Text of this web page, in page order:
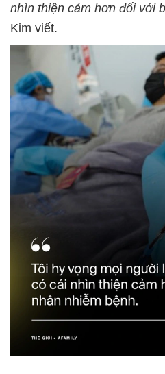
nhìn thiện cảm hơn đối với
Kim viết.